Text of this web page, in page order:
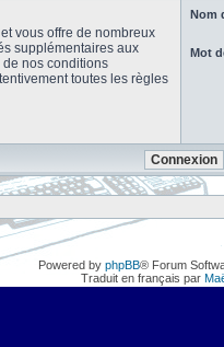
vous offre de nombreux
supplémentaires aux
de nos conditions
toutes les règles
Nom
Mot
Powered by phpBB® Forum
Traduit en français par